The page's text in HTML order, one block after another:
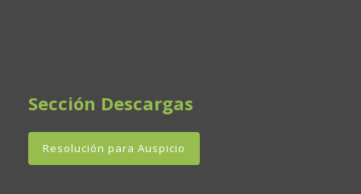
Sección Descargas
Resolución para Auspicio